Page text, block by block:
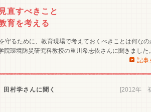
直すべきこと
育を考える
るために、教育現場で考えておくべきことは何なの
環境防災研究科教授の重川希志依さんに聞きました。
記事
[2012年
村学さんに聞く